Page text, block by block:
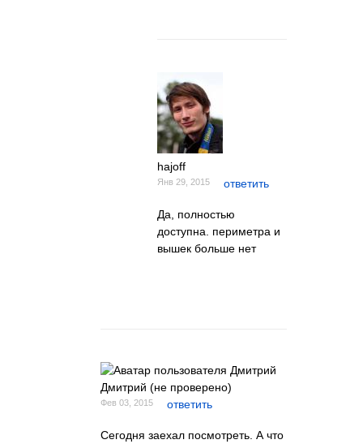
hajoff
Янв 29, 2015 ответить
Да, полностью
доступна. периметра и
вышек больше нет
Дмитрий (не проверено)
Фев 03, 2015 ответить
Сегодня заехал посмотреть. А что